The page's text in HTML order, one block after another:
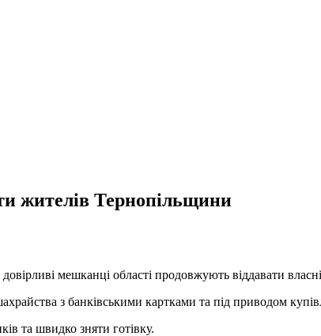
жителів Тернопільщини
мешканці області продовжують віддавати
з банківськими картками та під приводом
та швидко зняти готівку.